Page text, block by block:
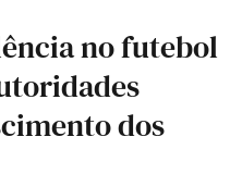
no futebol
dos